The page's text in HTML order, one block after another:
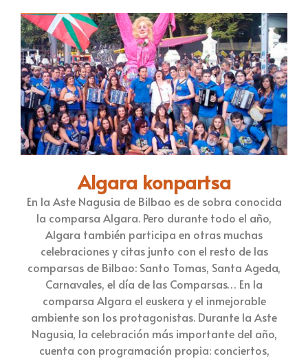
Algara konpartsa
En la Aste Nagusia de Bilbao es de sobra conocida
la comparsa Algara. Pero durante todo el año,
Algara también participa en otras muchas
celebraciones y citas junto con el resto de las
comparsas de Bilbao: Santo Tomas, Santa Ageda,
Carnavales, el día de las Comparsas… En la
comparsa Algara el euskera y el inmejorable
ambiente son los protagonistas. Durante la Aste
Nagusia, la celebración más importante del año,
cuenta con programación propia: conciertos,